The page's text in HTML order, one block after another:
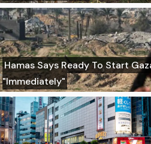
Hamas Says Ready To Start
"Immediately"